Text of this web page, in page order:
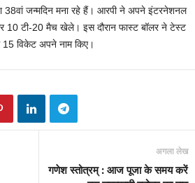
38वां जन्मदिन मना रहे हैं। आरपी ने अपने इंटरनेशनल
टी-20 मैच खेले। इस दौरान फास्ट बॉलर ने टेस्ट
विकेट अपने नाम किए।
अगला लेख
गणेश स्तोत्रम् : आज पूजा के समय करें